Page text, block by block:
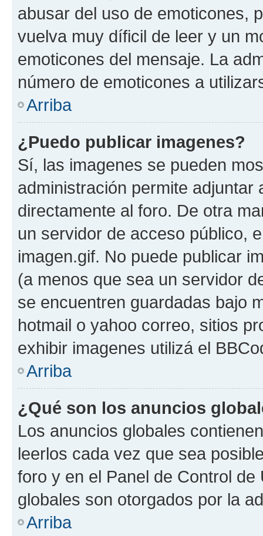
abusar del uso de emoticones,
vuelva muy díficil de leer y un
emoticones del mensaje. La
número de emoticones a
Arriba
¿Puedo publicar imagenes?
Sí, las imagenes se pueden
administración permite
directamente al foro. De otra
un servidor de acceso público,
imagen.gif. No puede publicar
(a menos que sea un servidor
se encuentren guardadas bajo
hotmail o yahoo correo, sitios
exhibir imagenes utilizá el
Arriba
¿Qué son los anuncios
Los anuncios globales
leerlos cada vez que sea
foro y en el Panel de Control
globales son otorgados por la
Arriba